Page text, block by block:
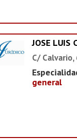
JOSE LUIS
C/ Calvario,
general